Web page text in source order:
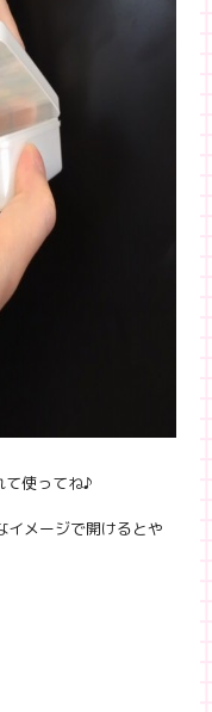
て使ってね♪
イメージで開けるとや